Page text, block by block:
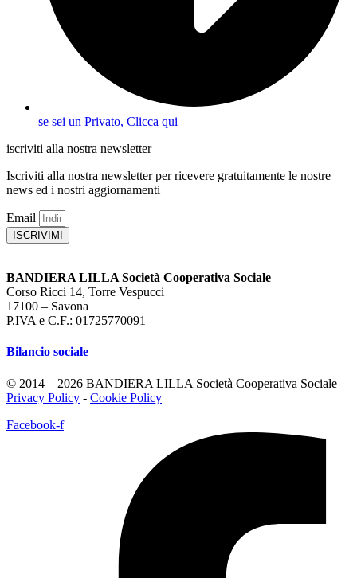
se sei un Privato, Clicca qui
iscriviti alla nostra newsletter
Iscriviti alla nostra newsletter per ricevere gratuitamente le nostre
news ed i nostri aggiornamenti
Email
ISCRIVIMI
BANDIERA LILLA Società Cooperativa Sociale
Corso Ricci 14, Torre Vespucci
17100 – Savona
P.IVA e C.F.: 01725770091
Bilancio sociale
© 2014 – 2026 BANDIERA LILLA Società Cooperativa Sociale
Privacy Policy - Cookie Policy
Facebook-f